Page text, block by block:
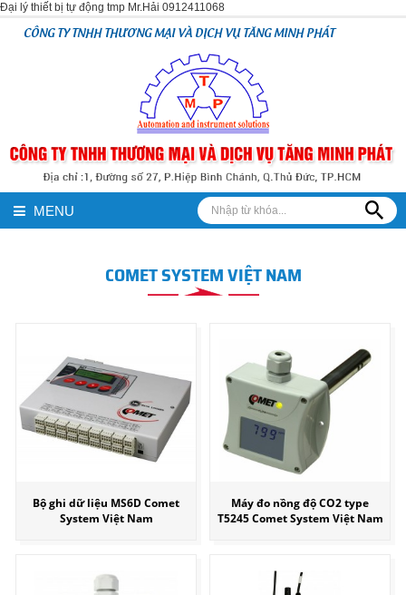
Đại lý thiết bị tự động tmp Mr.Hải 0912411068
CÔNG TY TNHH THƯƠNG MẠI VÀ DỊCH VỤ TĂNG MINH PHÁT
MENU
COMET SYSTEM VIỆT NAM
Bộ ghi dữ liệu MS6D Comet
System Việt Nam
Máy đo nồng độ CO2 type
T5245 Comet System Việt Nam